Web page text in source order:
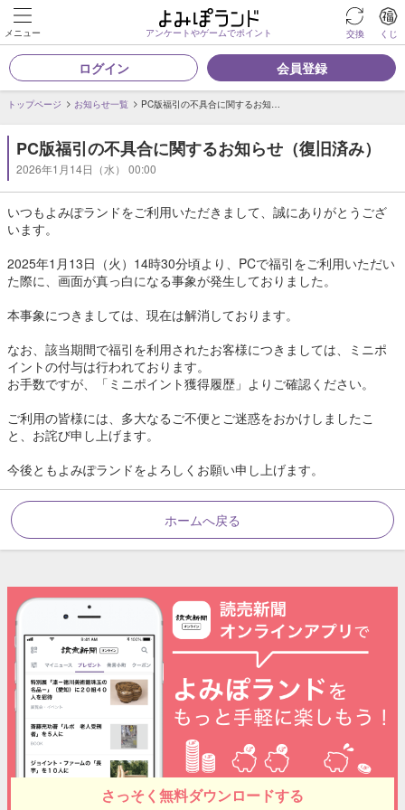
メニュー アンケートやゲームでポイント 交換 くじ
ログイン 会員登録
トップページ お知らせ一覧 PC版福引の不具合に関するお知…
PC版福引の不具合に関するお知らせ（復旧済み）
2026年1月14日（水） 00:00
いつもよみぽランドをご利用いただきまして、誠にありがとうござ
います。
2025年1月13日（火）14時30分頃より、PCで福引をご利用いただい
た際に、画面が真っ白になる事象が発生しておりました。
本事象につきましては、現在は解消しております。
なお、該当期間で福引を利用されたお客様につきましては、ミニポ
イントの付与は行われております。
お手数ですが、「ミニポイント獲得履歴」よりご確認ください。
ご利用の皆様には、多大なるご不便とご迷惑をおかけしましたこ
と、お詫び申し上げます。
今後ともよみぽランドをよろしくお願い申し上げます。
ホームへ戻る
さっそく無料ダウンロードする